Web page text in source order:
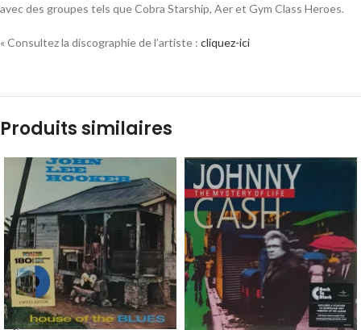
avec des groupes tels que Cobra Starship, Aer et Gym Class Heroes.
« Consultez la discographie de l’artiste : cliquez-ici
Produits similaires